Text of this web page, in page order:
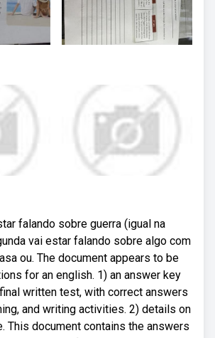
falando sobre guerra (igual na
vai estar falando sobre algo com
ou. The document appears to be
for an english. 1) an answer key
written test, with correct answers
and writing activities. 2) details on
This document contains the answers